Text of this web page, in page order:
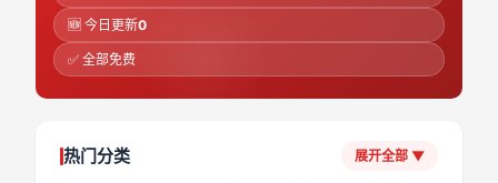
🆕 今日更新0
✅ 全部免费
热门分类 展开全部 ▼